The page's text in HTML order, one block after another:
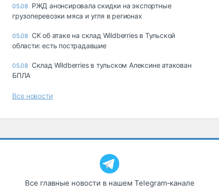
05.08 РЖД анонсировала скидки на экспортные
грузоперевозки мяса и угля в регионах
05.08 СК об атаке на склад Wildberries в Тульской
области: есть пострадавшие
05.08 Склад Wildberries в тульском Алексине атакован
БПЛА
Все новости
Все главные новости в нашем Telegram‑канале